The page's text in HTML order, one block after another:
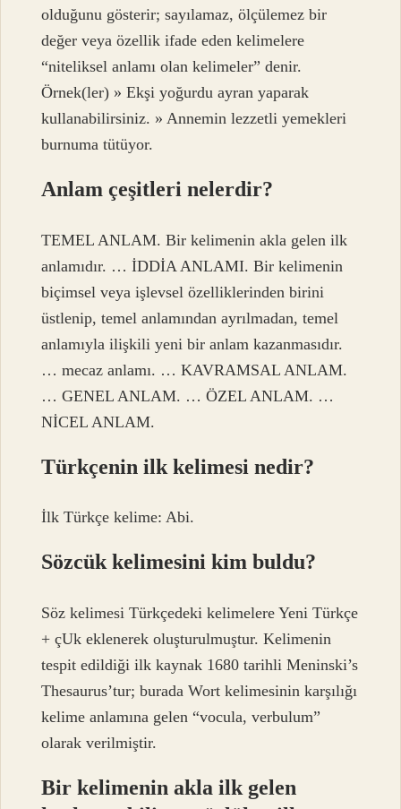
olduğunu gösterir; sayılamaz, ölçülemez bir
değer veya özellik ifade eden kelimelere
“niteliksel anlamı olan kelimeler” denir.
Örnek(ler) » Ekşi yoğurdu ayran yaparak
kullanabilirsiniz. » Annemin lezzetli yemekleri
burnuma tütüyor.
Anlam çeşitleri nelerdir?
TEMEL ANLAM. Bir kelimenin akla gelen ilk
anlamıdır. … İDDİA ANLAMI. Bir kelimenin
biçimsel veya işlevsel özelliklerinden birini
üstlenip, temel anlamından ayrılmadan, temel
anlamıyla ilişkili yeni bir anlam kazanmasıdır.
… mecaz anlamı. … KAVRAMSAL ANLAM.
… GENEL ANLAM. … ÖZEL ANLAM. …
NİCEL ANLAM.
Türkçenin ilk kelimesi nedir?
İlk Türkçe kelime: Abi.
Sözcük kelimesini kim buldu?
Söz kelimesi Türkçedeki kelimelere Yeni Türkçe
+ çUk eklenerek oluşturulmuştur. Kelimenin
tespit edildiği ilk kaynak 1680 tarihli Meninski’s
Thesaurus’tur; burada Wort kelimesinin karşılığı
kelime anlamına gelen “vocula, verbulum”
olarak verilmiştir.
Bir kelimenin akla ilk gelen